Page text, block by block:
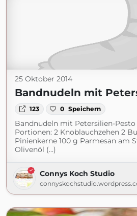
25 Oktober 2014
Bandnudeln mit
123 0 Speichern
Bandnudeln mit Petersilien-
Portionen: 2 Knoblauchzehen 2
Pinienkerne 100 g Parmesan am
Olivenöl (...)
Connys Koch Studio